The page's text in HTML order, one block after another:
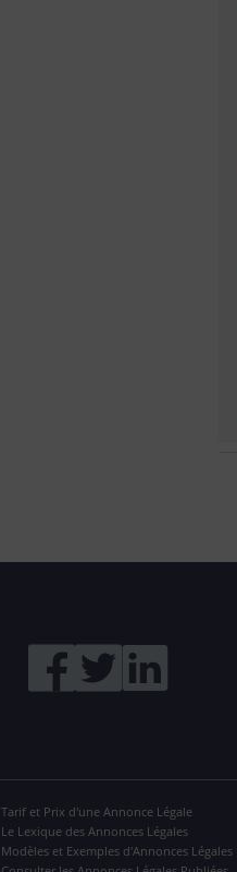
Tarif et Prix d'une Annonce Légale
Le Lexique des Annonces Légales
Modèles et Exemples d'Annonces Légales